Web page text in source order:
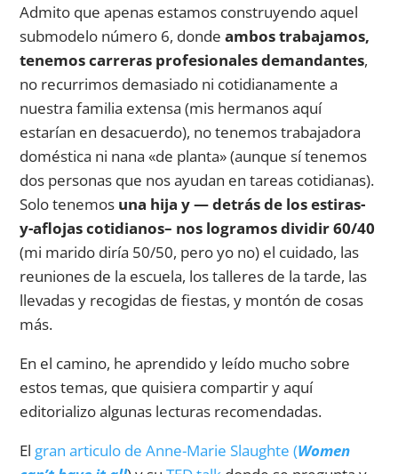
Admito que apenas estamos construyendo aquel
submodelo número 6, dondeambos trabajamos,
tenemos carreras profesionales demandantes,
no recurrimos demasiado ni cotidianamente a
nuestra familia extensa (mis hermanos aquí
estarían en desacuerdo), no tenemos trabajadora
doméstica ni nana «de planta» (aunque sí tenemos
dos personas que nos ayudan en tareas cotidianas).
Solo tenemos una hija y — detrás de los estiras-
y-aflojas cotidianos– nos logramos dividir 60/40
(mi marido diría 50/50, pero yo no) el cuidado, las
reuniones de la escuela, los talleres de la tarde, las
llevadas y recogidas de fiestas, y montón de cosas
más.
En el camino, he aprendido y leído mucho sobre
estos temas, que quisiera compartir y aquí
editorializo algunas lecturas recomendadas.
El gran articulo de Anne-Marie Slaughte (Women